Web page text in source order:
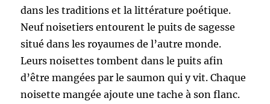
dans les traditions et la littérature poétique.
Neuf noisetiers entourent le puits de sagesse
situé dans les royaumes de l’autre monde.
Leurs noisettes tombent dans le puits afin
d’être mangées par le saumon qui y vit. Chaque
noisette mangée ajoute une tache à son flanc.